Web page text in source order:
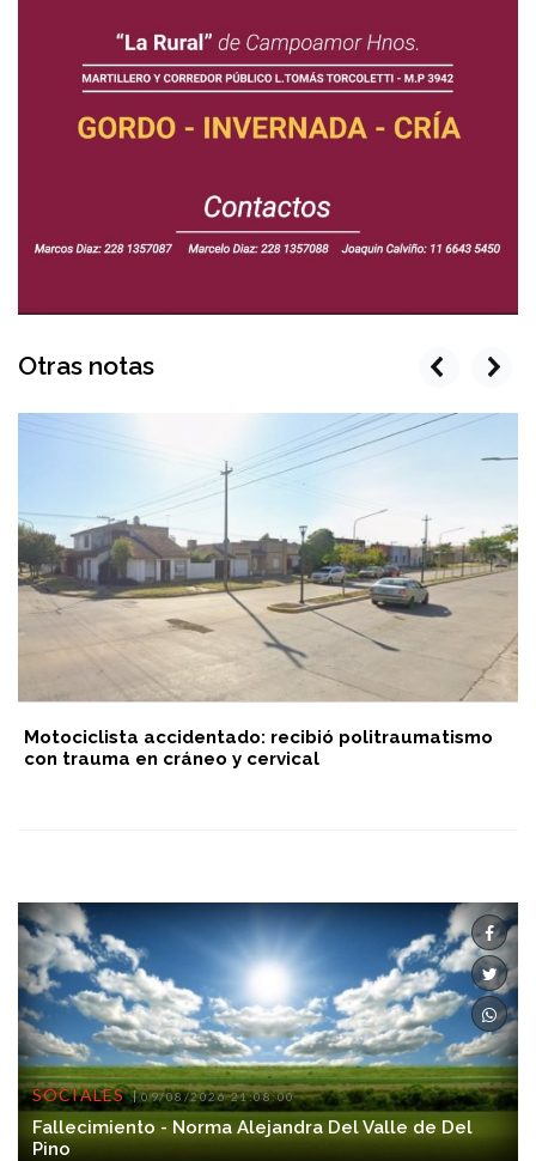
Otras notas
Motociclista accidentado: recibió politraumatismo
con trauma en cráneo y cervical
prev next
SOCIALES 09/08/2026 21:08:00
Fallecimiento - Norma Alejandra Del Valle de Del
Pino